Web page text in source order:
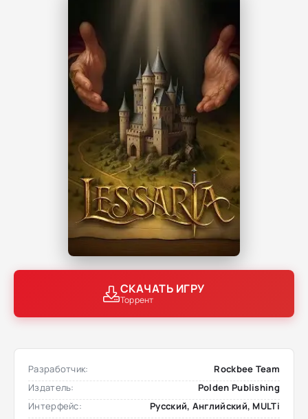
СКАЧАТЬ ИГРУ
Торрент
Разработчик:
Rockbee Team
Издатель:
Polden Publishing
Интерфейс:
Русский, Английский, MULTi